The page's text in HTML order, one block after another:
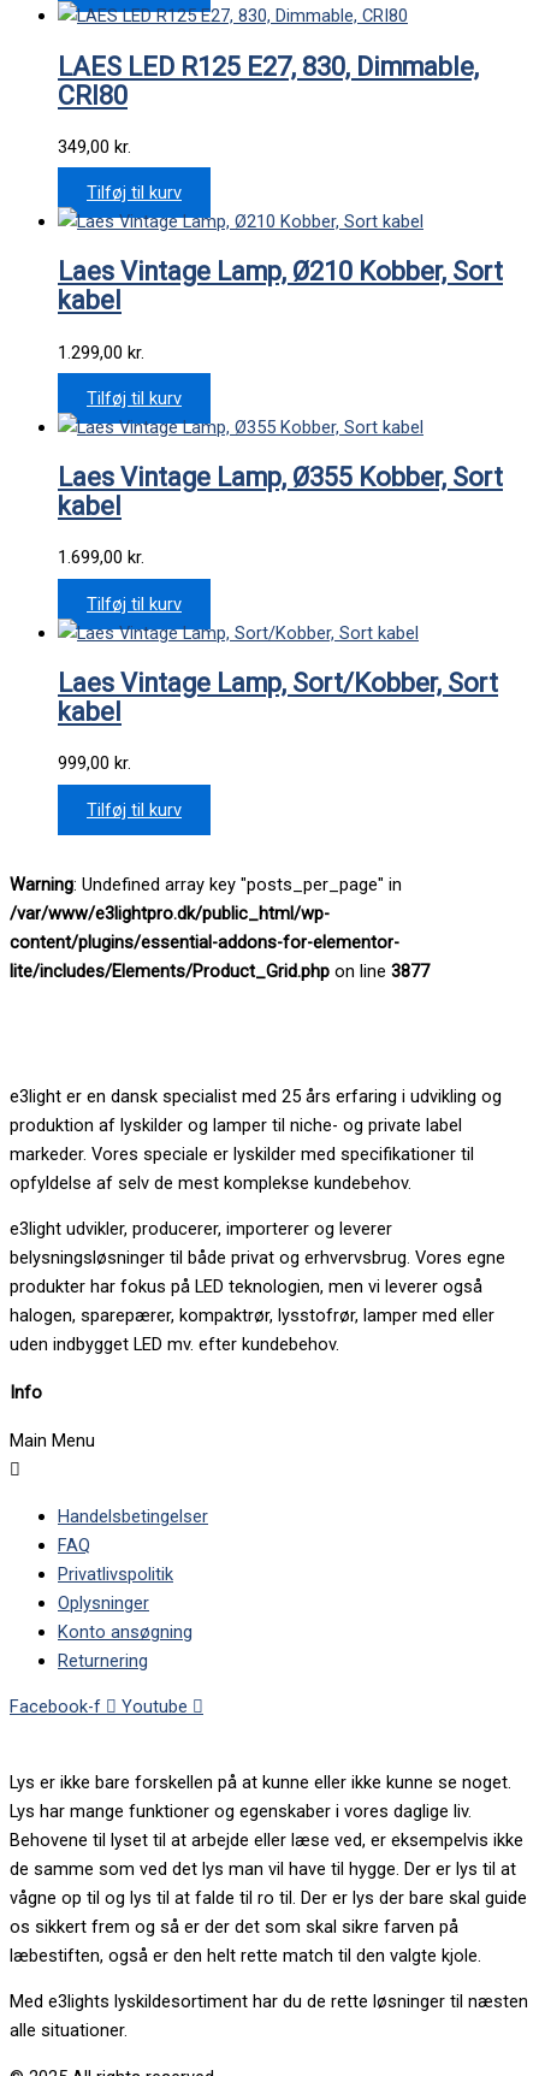
LAES LED R125 E27, 830, Dimmable,
CRI80
349,00 kr.
Tilføj til kurv
Laes Vintage Lamp, Ø210 Kobber, Sort
kabel
1.299,00 kr.
Tilføj til kurv
Laes Vintage Lamp, Ø355 Kobber, Sort
kabel
1.699,00 kr.
Tilføj til kurv
Laes Vintage Lamp, Sort/Kobber, Sort
kabel
999,00 kr.
Tilføj til kurv
Warning: Undefined array key "posts_per_page" in
/var/www/e3lightpro.dk/public_html/wp-
content/plugins/essential-addons-for-elementor-
lite/includes/Elements/Product_Grid.php on line 3877
e3light er en dansk specialist med 25 års erfaring i udvikling og
produktion af lyskilder og lamper til niche- og private label
markeder. Vores speciale er lyskilder med specifikationer til
opfyldelse af selv de mest komplekse kundebehov.
e3light udvikler, producerer, importerer og leverer
belysningsløsninger til både privat og erhvervsbrug. Vores egne
produkter har fokus på LED teknologien, men vi leverer også
halogen, sparepærer, kompaktrør, lysstofrør, lamper med eller
uden indbygget LED mv. efter kundebehov.
Info
Main Menu
Handelsbetingelser
FAQ
Privatlivspolitik
Oplysninger
Konto ansøgning
Returnering
Facebook-f Youtube
Lys er ikke bare forskellen på at kunne eller ikke kunne se noget.
Lys har mange funktioner og egenskaber i vores daglige liv.
Behovene til lyset til at arbejde eller læse ved, er eksempelvis ikke
de samme som ved det lys man vil have til hygge. Der er lys til at
vågne op til og lys til at falde til ro til. Der er lys der bare skal guide
os sikkert frem og så er der det som skal sikre farven på
læbestiften, også er den helt rette match til den valgte kjole.
Med e3lights lyskildesortiment har du de rette løsninger til næsten
alle situationer.